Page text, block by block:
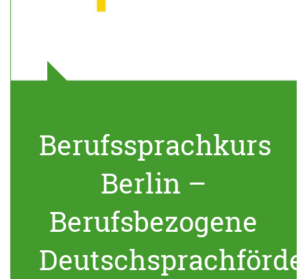
Berufssprachkurs
Berlin –
Berufsbezogene